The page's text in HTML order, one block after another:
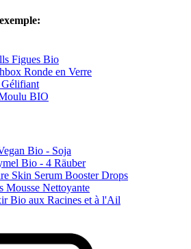
Figues Bio
Ronde en Verre
BIO
Bio - Soja
Bio - 4 Räuber
Skin Serum Booster Drops
Mousse Nettoyante
Bio aux Racines et à l'Ail